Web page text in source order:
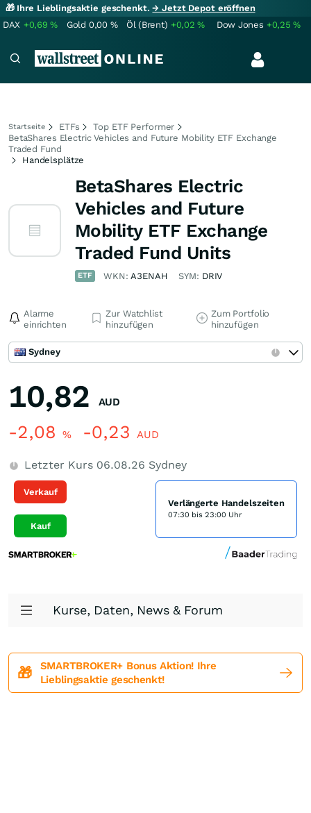
🎁 Ihre Lieblingsaktie geschenkt.→ Jetzt Depot eröffnen
DAX +0,69% Gold 0,00 % Öl (Brent) +0,02% Dow Jones +0,25%
Startseite ETFs
Top ETF Performer
BetaShares Electric Vehicles and Future Mobility ETF Exchange
Traded Fund
Handelsplätze
BetaShares Electric
Vehicles and Future
Mobility ETF Exchange
Traded Fund Units
ETF WKN:A3ENAH SYM: DRIV
Alarme
einrichten
Zur Watchlist
hinzufügen
Zum Portfolio
hinzufügen
Sydney
10,82 AUD
-2,08 % -0,23 AUD
Letzter Kurs 06.08.26 Sydney
Verkauf
Kauf
Verlängerte Handelszeiten
07:30 bis 23:00 Uhr
Kurse, Daten, News & Forum
🎁
SMARTBROKER+ Bonus Aktion! Ihre
Lieblingsaktie geschenkt!